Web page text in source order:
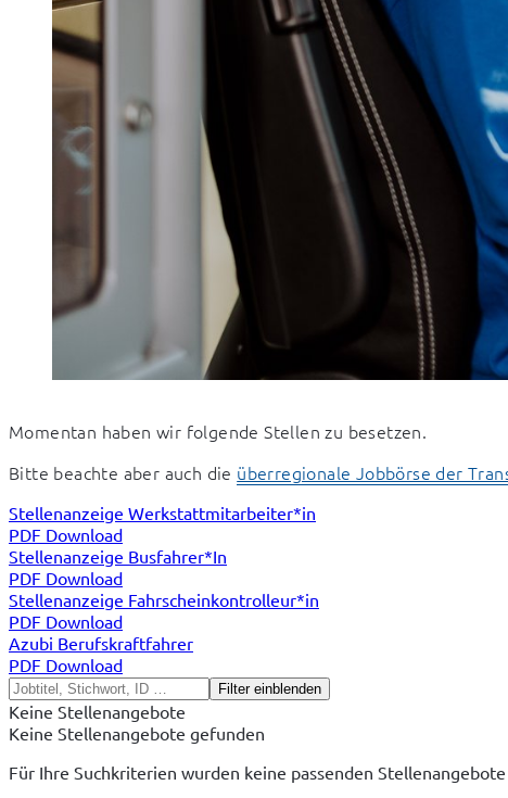
Momentan haben wir folgende Stellen zu besetzen.
Bitte beachte aber auch die überregionale Jobbörse der
Stellenanzeige Werkstattmitarbeiter*in
PDF Download
Stellenanzeige Busfahrer*In
PDF Download
Stellenanzeige Fahrscheinkontrolleur*in
PDF Download
Azubi Berufskraftfahrer
PDF Download
Filter einblenden
Keine Stellenangebote
Keine Stellenangebote gefunden
Für Ihre Suchkriterien wurden keine passenden